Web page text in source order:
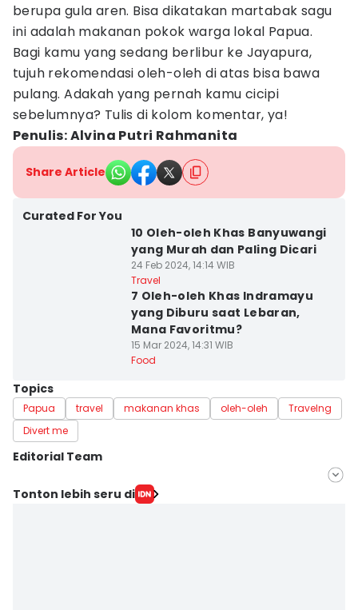
berupa gula aren. Bisa dikatakan martabak sagu
ini adalah makanan pokok warga lokal Papua.
Bagi kamu yang sedang berlibur ke Jayapura,
tujuh rekomendasi oleh-oleh di atas bisa bawa
pulang. Adakah yang pernah kamu cicipi
sebelumnya? Tulis di kolom komentar, ya!
Penulis: Alvina Putri Rahmanita
Share Article
Curated For You
10 Oleh-oleh Khas Banyuwangi
yang Murah dan Paling Dicari
24 Feb 2024, 14:14 WIB
Travel
7 Oleh-oleh Khas Indramayu
yang Diburu saat Lebaran,
Mana Favoritmu?
15 Mar 2024, 14:31 WIB
Food
Topics
Papua travel makanan khas oleh-oleh
Travelng
Divert me
Editorial Team
Editor
Tonton lebih seru di